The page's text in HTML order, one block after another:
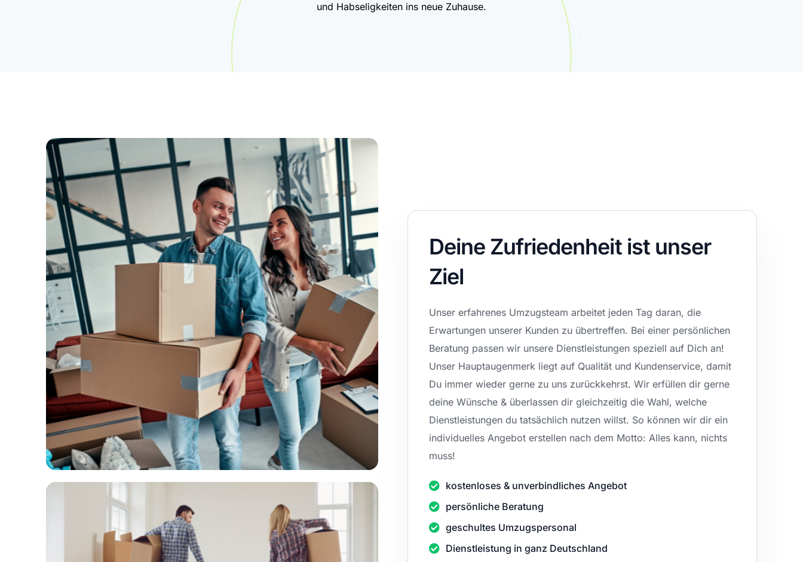
und Habseligkeiten ins neue Zuhause.
Deine Zufriedenheit ist unser
Ziel
Unser erfahrenes Umzugsteam arbeitet jeden Tag daran, die
Erwartungen unserer Kunden zu übertreffen. Bei einer persönlichen
Beratung passen wir unsere Dienstleistungen speziell auf Dich an!
Unser Hauptaugenmerk liegt auf Qualität und Kundenservice, damit
Du immer wieder gerne zu uns zurückkehrst. Wir erfüllen dir gerne
deine Wünsche & überlassen dir gleichzeitig die Wahl, welche
Dienstleistungen du tatsächlich nutzen willst. So können wir dir ein
individuelles Angebot erstellen nach dem Motto: Alles kann, nichts
muss!
kostenloses & unverbindliches Angebot
persönliche Beratung
geschultes Umzugspersonal
Dienstleistung in ganz Deutschland